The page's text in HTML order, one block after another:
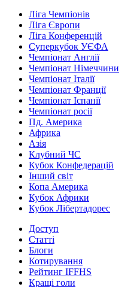
Ліга Чемпіонів
Ліга Європи
Ліга Конференцій
Суперкубок УЄФА
Чемпіонат Англії
Чемпіонат Німеччини
Чемпіонат Італії
Чемпіонат Франції
Чемпіонат Іспанії
Чемпіонат росії
Пд. Америка
Африка
Азія
Клубний ЧС
Кубок Конфедерацій
Інший світ
Копа Америка
Кубок Африки
Кубок Лібертадорес
Доступ
Статті
Блоги
Котирування
Рейтинг IFFHS
Кращі голи